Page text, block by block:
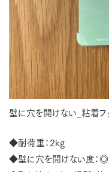
壁に穴を開けない_粘着フ
◆耐荷重：2kg
◆壁に穴を開けない度：◎